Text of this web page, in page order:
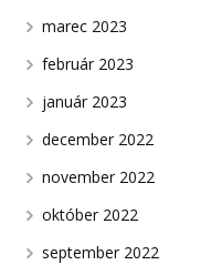
marec 2023
február 2023
január 2023
december 2022
november 2022
október 2022
september 2022